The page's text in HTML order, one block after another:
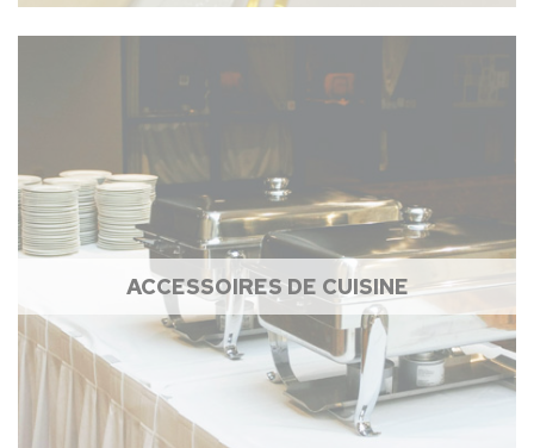
ACCESSOIRES DE CUISINE